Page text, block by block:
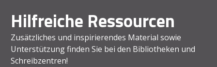
Hilfreiche Ressourcen
Zusätzliches und inspirierendes Material sowie
Unterstützung finden Sie bei den Bibliotheken und
Schreibzentren!